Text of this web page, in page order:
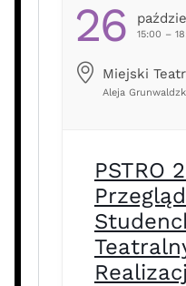
26 15:00 –
Miejski
Aleja
PSTRO